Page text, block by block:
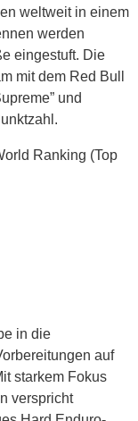
weltweit in einem
werden
eingestuft. Die
mit dem Red Bull
und
Ranking (Top
in die
auf
starkem Fokus
verspricht